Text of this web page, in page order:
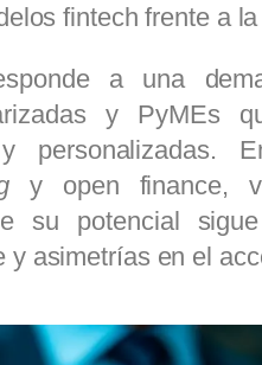
fintech frente a
a una
y PyMEs
personalizadas.
y open finance,
su potencial
y asimetrías en el